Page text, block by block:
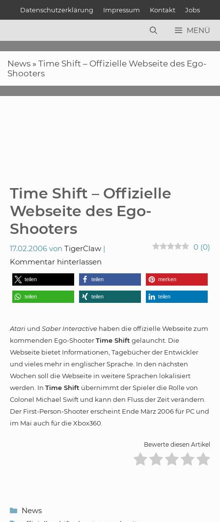
Datenschutzerklärung Impressum Kontakt Jobs
MENÜ
News » Time Shift – Offizielle Webseite des Ego-
Shooters
Time Shift – Offizielle
Webseite des Ego-
Shooters
17.02.2006 von TigerClaw 0 (0)
Kommentar hinterlassen
teilen teilen merken
teilen teilen teilen
Atari und Saber Interactive haben die offizielle Webseite zum
kommenden Ego-ShooterTime Shift gelauncht. Die
Webseite bietet Informationen, Tagebücher der Entwickler
und vieles mehr in englischer Sprache. In den nächsten
Wochen soll die Webseite in weitere Sprachen lokalisiert
werden. In Time Shift übernimmt der Spieler die Rolle von
Colonel Michael Swift und kann den Fluss der Zeit verändern.
Der First-Person-Shooter erscheint Ende März 2006 für PC und
im Mai auch für die Xbox360.
Bewerte diesen Artikel
Kategorien
News